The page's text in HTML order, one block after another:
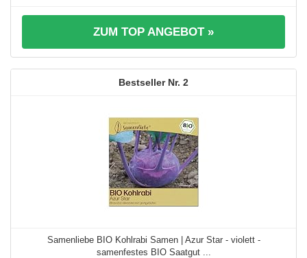
ZUM TOP ANGEBOT »
2
Samenliebe BIO Kohlrabi Samen | Azur Star - violett -
samenfestes BIO Saatgut ...